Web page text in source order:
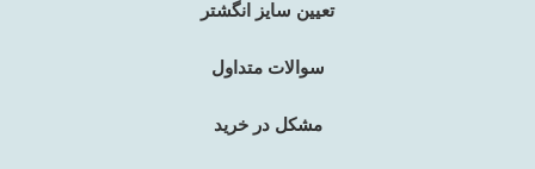
تعیین سایز انگشتر
سوالات متداول
مشکل در خرید